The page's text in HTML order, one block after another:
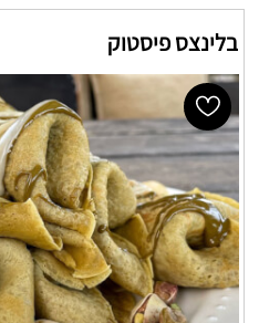
בלינצס פיסטוק